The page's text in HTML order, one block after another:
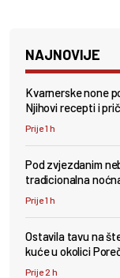
NAJNOVIJE
Kvarnerske none
Njihovi recepti i
Prije 1 h
Pod zvjezdanim
tradicionalna
Prije 1 h
Ostavila tavu na
kuće u okolici
Prije 2 h